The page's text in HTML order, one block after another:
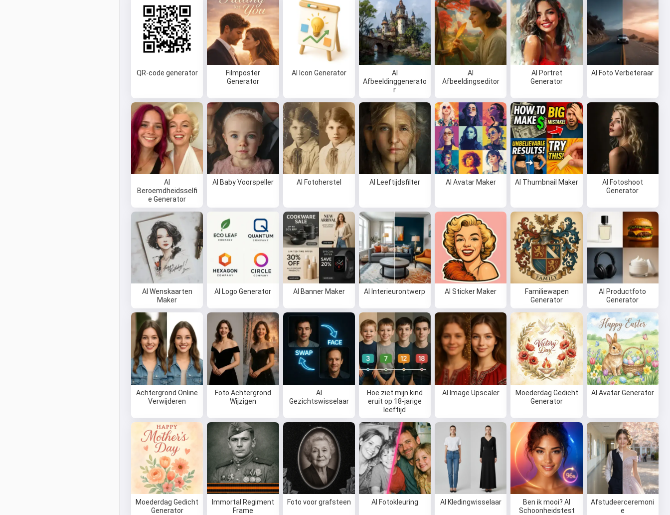
QR-code generator
Filmposter
Generator
AI Icon Generator
AI
Afbeeldinggenerato
r
AI
Afbeeldingseditor
AI Portret
Generator
AI Foto Verbeteraar
AI
Beroemdheidsselfi
e Generator
AI Baby Voorspeller AI Fotoherstel AI Leeftijdsfilter AI Avatar Maker AI Thumbnail Maker
AI Fotoshoot
Generator
AI Wenskaarten
Maker
AI Logo Generator AI Banner Maker AI Interieurontwerp AI Sticker Maker
Familiewapen
Generator
AI Productfoto
Generator
Achtergrond Online
Verwijderen
Foto Achtergrond
Wijzigen
AI
Gezichtswisselaar
Hoe ziet mijn kind
eruit op 18-jarige
leeftijd
AI Image Upscaler
Moederdag Gedicht
Generator
AI Avatar Generator
Moederdag Gedicht
Generator
Immortal Regiment
Frame
Foto voor grafsteen AI Fotokleuring AI Kledingwisselaar
Ben ik mooi? AI
Schoonheidstest
Afstudeerceremoni
e
Hoi 👋
Ik kan liedjes maken, gedichten
schrijven en felicitaties 🥰
Probeer gratis